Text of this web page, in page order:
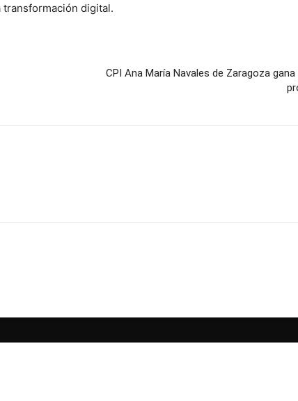
digital.
CPI Ana María Navales de Zaragoza